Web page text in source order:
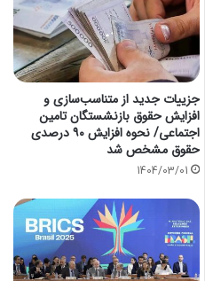
جزییات جدید از متناسب‌سازی و
افزایش حقوق بازنشستگان تامین
اجتماعی/ نحوه افزایش ۹۰ درصدی
حقوق مشخص شد
1404/03/01